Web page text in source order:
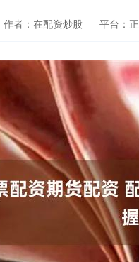
作者：在配资炒股 平台：